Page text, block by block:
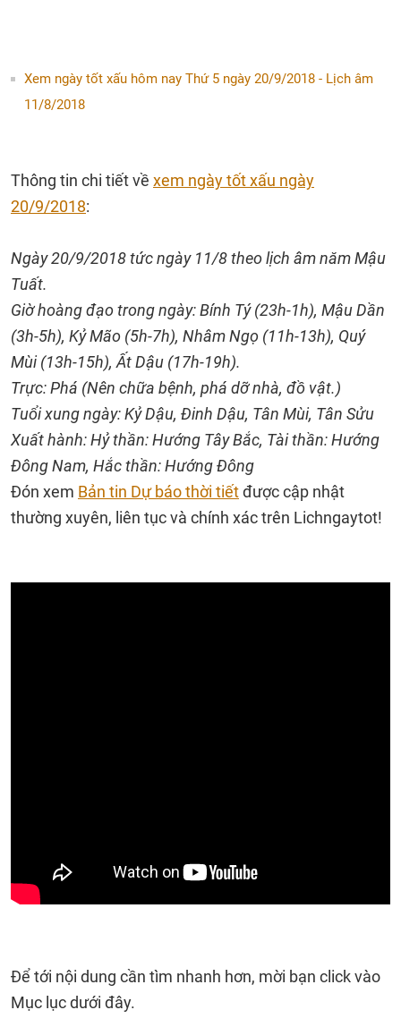
Xem ngày tốt xấu hôm nay Thứ 5 ngày 20/9/2018 - Lịch âm
11/8/2018
Thông tin chi tiết về xem ngày tốt xấu ngày
20/9/2018:
Ngày 20/9/2018 tức ngày 11/8 theo lịch âm năm Mậu
Tuất.
Giờ hoàng đạo trong ngày: Bính Tý (23h-1h), Mậu Dần
(3h-5h), Kỷ Mão (5h-7h), Nhâm Ngọ (11h-13h), Quý
Mùi (13h-15h), Ất Dậu (17h-19h).
Trực: Phá (Nên chữa bệnh, phá dỡ nhà, đồ vật.)
Tuổi xung ngày: Kỷ Dậu, Đinh Dậu, Tân Mùi, Tân Sửu
Xuất hành: Hỷ thần: Hướng Tây Bắc, Tài thần: Hướng
Đông Nam, Hắc thần: Hướng Đông
Đón xem Bản tin Dự báo thời tiếtđược cập nhật
thường xuyên, liên tục và chính xác trên Lichngaytot!
Để tới nội dung cần tìm nhanh hơn, mời bạn click vào
Mục lục dưới đây.